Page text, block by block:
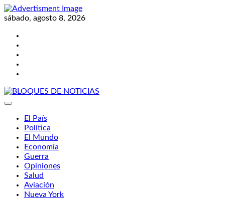
Skip
to
sábado, agosto 8, 2026
El País
Política
El Mundo
Economía
Guerra
Opiniones
Salud
Aviación
Nueva York